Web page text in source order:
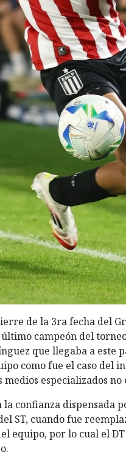
de la 3ra fecha del
campeón del
que llegaba a este
como fue el caso del
especializados
la confianza dispensada
ST, cuando fue
equipo, por lo cual el